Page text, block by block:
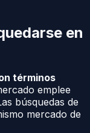
en
términos
emplee
búsquedas de
mercado de